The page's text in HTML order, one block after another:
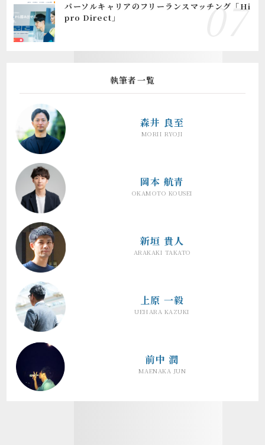
パーソルキャリアのフリーランスマッチング「Hi
pro Direct」
執筆者一覧
森井 良至
MORII RYOJI
岡本 航青
OKAMOTO KOUSEI
新垣 貴人
ARAKAKI TAKATO
上原 一毅
UEHARA KAZUKI
前中 潤
MAENAKA JUN